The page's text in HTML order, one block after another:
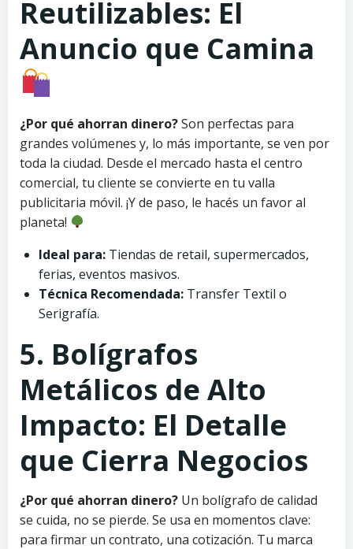
Reutilizables: El
Anuncio que Camina
¿Por qué ahorran dinero?Son perfectas para
grandes volúmenes y, lo más importante, se ven por
toda la ciudad. Desde el mercado hasta el centro
comercial, tu cliente se convierte en tu valla
publicitaria móvil. ¡Y de paso, le hacés un favor al
planeta!
Ideal para: Tiendas de retail, supermercados,
ferias, eventos masivos.
Técnica Recomendada: Transfer Textil o
Serigrafía.
5. Bolígrafos
Metálicos de Alto
Impacto: El Detalle
que Cierra Negocios
¿Por qué ahorran dinero? Un bolígrafo de calidad
se cuida, no se pierde. Se usa en momentos clave:
para firmar un contrato, una cotización. Tu marca